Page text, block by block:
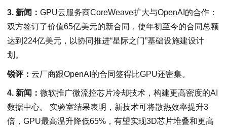
3. 新闻： GPU云服务商CoreWeave扩大与OpenAI的合作：
双方签订了价值65亿美元的新合同，使年初至今的合同总额
达到224亿美元，以协同推进“星际之门”基础设施建设计
划。
锐评： 云厂商跟OpenAI的合同签得比GPU还密集。
4. 新闻： 微软推广微流控芯片冷却技术，构建更高密度的AI
数据中心。 实验室结果表明，新技术可将散热效率提升3
倍，GPU最高温升降低65%，有望实现3D芯片堆叠和更高